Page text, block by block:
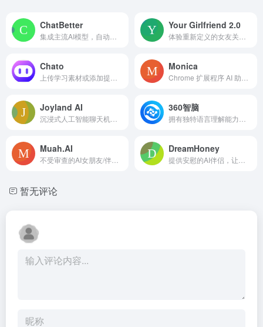
ChatBetter Your Girlfriend 2.0
Chato Monica
Joyland AI 360智脑
Muah.AI DreamHoney
暂无评论